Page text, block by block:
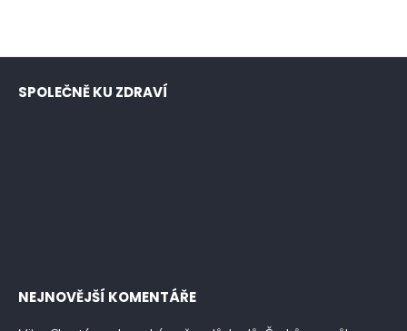
SPOLEČNĚ KU ZDRAVÍ
NEJNOVĚJŠÍ KOMENTÁŘE